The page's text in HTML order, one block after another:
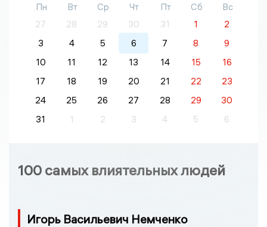
Пн Вт Ср Чт Пт Сб
Вс
27
28 29 30 31 1
2
3
4 5 6 7 8
9
10
11 12 13 14 15
16
17
18 19 20 21 22
23
24
25 26 27 28 29
30
31
1 2 3 4 5 6
100 самых влиятельных людей
Игорь Васильевич Немченко